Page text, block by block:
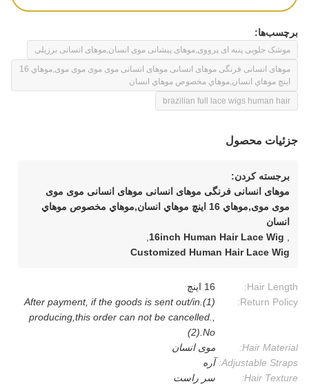
برچسب‌ها:
موشک جلویی پنبه ای پرووی,موهای پیشانی موی انسان,موهای انسانی برزیلی
موهای انسانی فرنگی موهای انسانی موهای انسانی موی موی موی موی,موهاي 16
اينچ موهاي انسان,موهاي مخصوص موهاي انسان
brazilian full lace wigs human hair
جزئیات محصول
برجسته کردن:
موهای انسانی فرنگی موهای انسانی موهای انسانی موی موی
موی موی,موهاي 16 اينچ موهاي انسان,موهاي مخصوص موهاي
انسان
16inch Human Hair Lace Wig
Customized Human Hair Lace Wig
Hair Length:
16 اينچ
Return Policy:
(1).After payment, if the goods is sent out/in
producing,this order can not be cancelled.,
(2).No
Hair Material:
موی انسان
Adjustable Straps: آره
Hair Texture:
سر راست